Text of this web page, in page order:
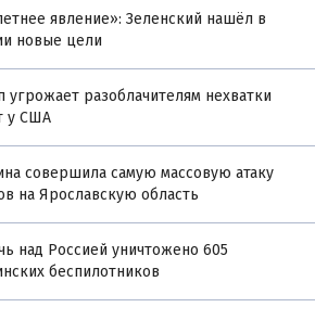
явление»: Зеленский нашёл в
новые цели
угрожает разоблачителям нехватки
у США
совершила самую массовую атаку
на Ярославскую область
над Россией уничтожено 605
беспилотников